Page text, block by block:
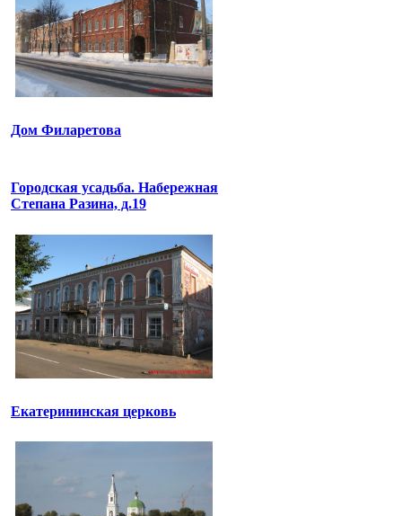
Дом Филаретова
Городская усадьба. Набережная
Степана Разина, д.19
Екатерининская церковь